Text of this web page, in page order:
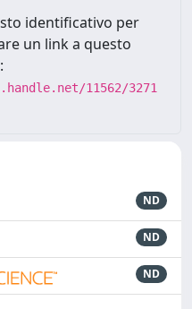
identificativo per
un link a questo
11562/3271
ND
ND
ND